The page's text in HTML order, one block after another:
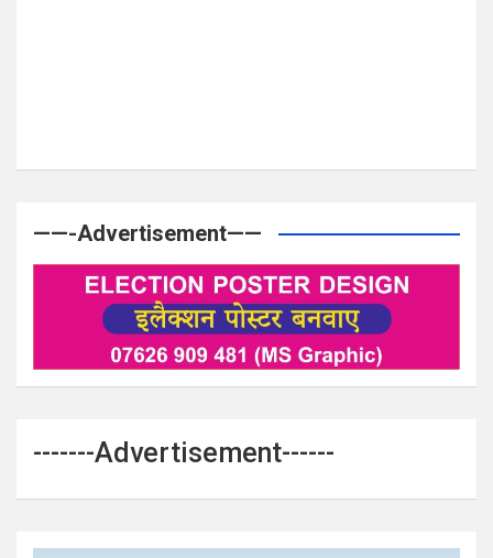
——-Advertisement——
-------Advertisement------